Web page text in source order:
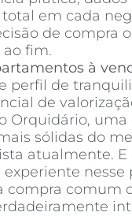
em cada
de compra
fim.
à
perfil de
de
Orquidário, uma
sólidas do
atualmente. E
experiente nesse
compra comum